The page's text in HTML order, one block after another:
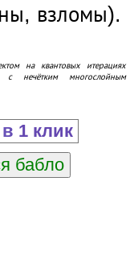
взломы).
на квантовых итерациях
с нечётким многослойным
1 клик
бабло